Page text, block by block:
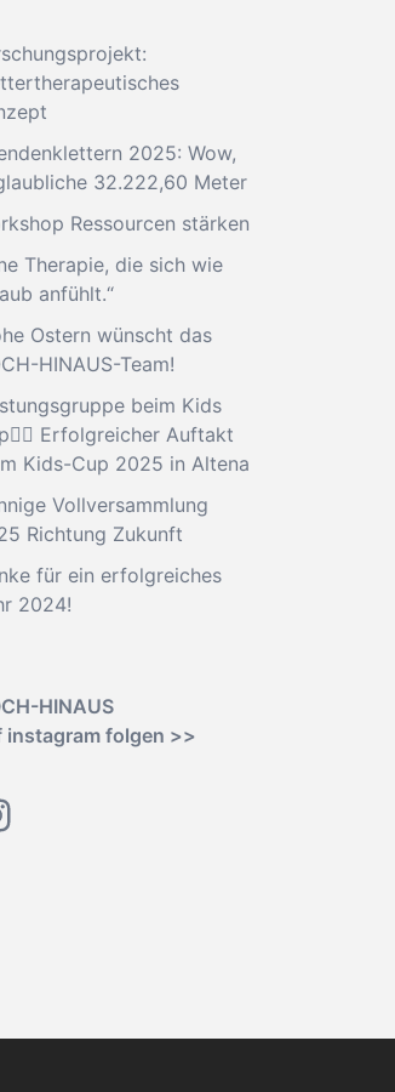
2025: Wow,
32.222,60 Meter
Ressourcen stärken
Therapie, die sich wie
anfühlt.“
Ostern wünscht das
HINAUS-Team!
beim Kids
Erfolgreicher Auftakt
Kids-Cup 2025 in Altena
Vollversammlung
Richtung Zukunft
für ein erfolgreiches
2024!
HINAUS
instagram folgen >>